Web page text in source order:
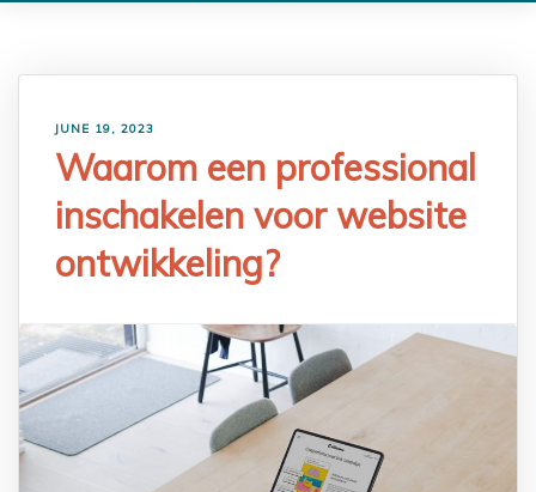
JUNE 19, 2023
Waarom een professional
inschakelen voor website
ontwikkeling?